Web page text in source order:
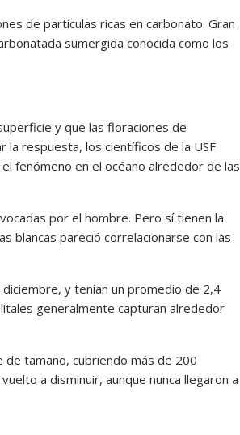
de partículas ricas en carbonato. Gran
sumergida conocida como los
y que las floraciones de
la respuesta, los científicos de la USF
fenómeno en el océano alrededor de las
por el hombre. Pero sí tienen la
blancas pareció correlacionarse con las
y tenían un promedio de 2,4
generalmente capturan alrededor
tamaño, cubriendo más de 200
a disminuir, aunque nunca llegaron a